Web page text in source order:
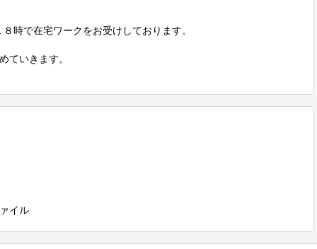
時で在宅ワークをお受けしております。
ていきます。
イル